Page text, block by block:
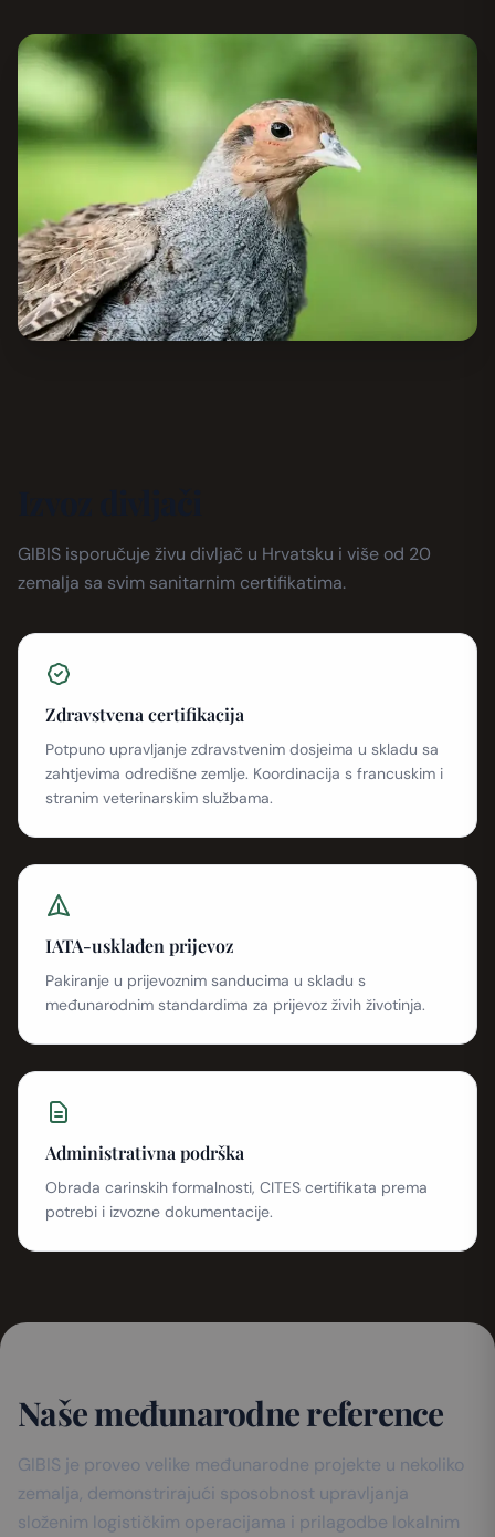
GIBIS isporučuje živu divljač u Hrvatsku i više od 20
zemalja sa svim sanitarnim certifikatima.
Zdravstvena certifikacija
Potpuno upravljanje zdravstvenim dosjeima u skladu sa
zahtjevima odredišne zemlje. Koordinacija s francuskim i
stranim veterinarskim službama.
IATA-usklađen prijevoz
Pakiranje u prijevoznim sanducima u skladu s
međunarodnim standardima za prijevoz živih životinja.
Administrativna podrška
Obrada carinskih formalnosti, CITES certifikata prema
potrebi i izvozne dokumentacije.
Naše međunarodne reference
GIBIS je proveo velike međunarodne projekte u nekoliko
zemalja, demonstrirajući sposobnost upravljanja
složenim logističkim operacijama i prilagodbe lokalnim